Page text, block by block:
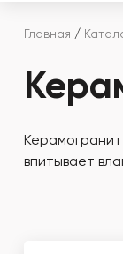
Главная /
впитывает